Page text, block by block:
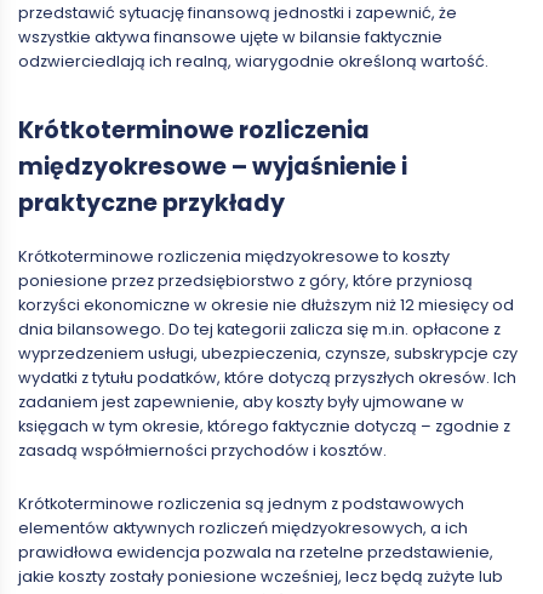
przedstawić sytuację finansową jednostki i zapewnić, że
wszystkie aktywa finansowe ujęte w bilansie faktycznie
odzwierciedlają ich realną, wiarygodnie określoną wartość.
Krótkoterminowe rozliczenia
międzyokresowe – wyjaśnienie i
praktyczne przykłady
Krótkoterminowe rozliczenia międzyokresowe to koszty
poniesione przez przedsiębiorstwo z góry, które przyniosą
korzyści ekonomiczne w okresie nie dłuższym niż 12 miesięcy od
dnia bilansowego. Do tej kategorii zalicza się m.in. opłacone z
wyprzedzeniem usługi, ubezpieczenia, czynsze, subskrypcje czy
wydatki z tytułu podatków, które dotyczą przyszłych okresów. Ich
zadaniem jest zapewnienie, aby koszty były ujmowane w
księgach w tym okresie, którego faktycznie dotyczą – zgodnie z
zasadą współmierności przychodów i kosztów.
Krótkoterminowe rozliczenia są jednym z podstawowych
elementów aktywnych rozliczeń międzyokresowych, a ich
prawidłowa ewidencja pozwala na rzetelne przedstawienie,
jakie koszty zostały poniesione wcześniej, lecz będą zużyte lub